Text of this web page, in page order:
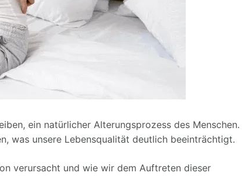
ein natürlicher Alterungsprozess des Menschen.
was unsere Lebensqualität deutlich beeinträchtigt.
verursacht und wie wir dem Auftreten dieser